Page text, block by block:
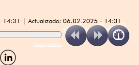
14:31 Actualizado: 06.02.2025 - 14:31
ReadSpeaker
Compartir
por